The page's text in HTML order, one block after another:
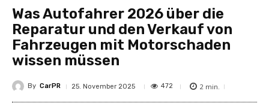
Was Autofahrer 2026 über die
Reparatur und den Verkauf von
Fahrzeugen mit Motorschaden
wissen müssen
By CarPR 25. November 2025 472 2 min.